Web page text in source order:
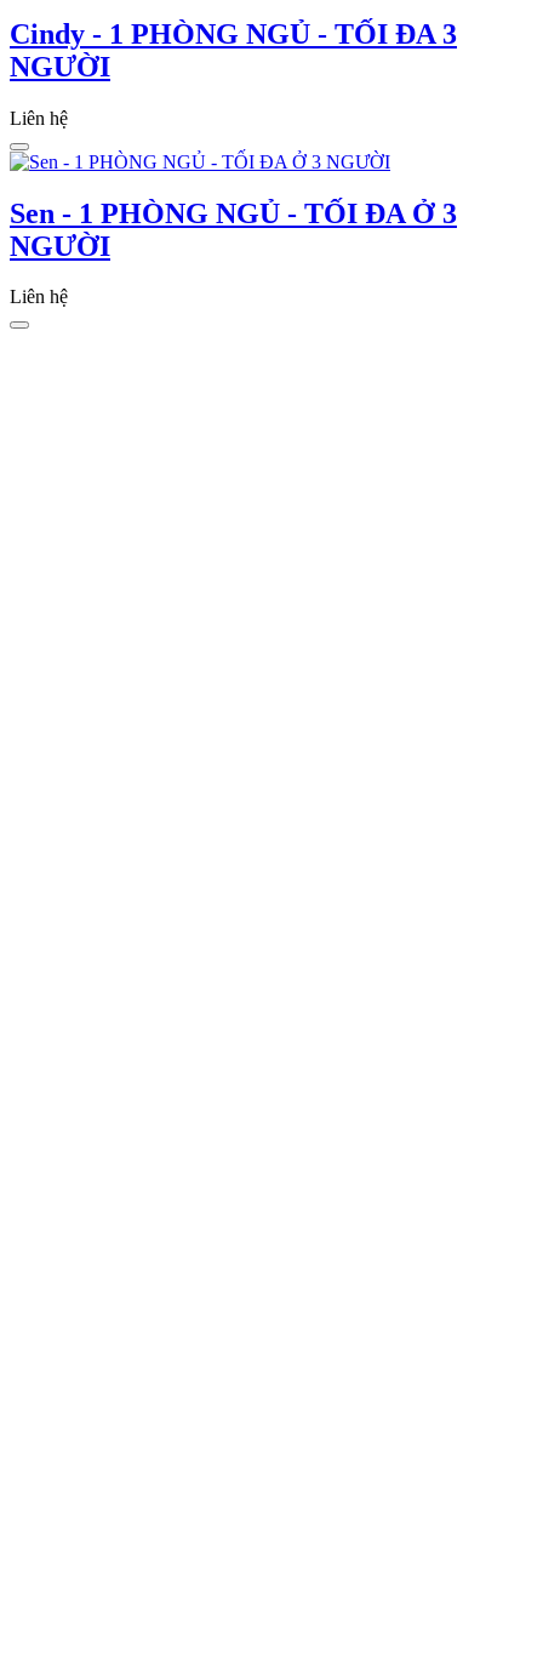
Cindy - 1 PHÒNG NGỦ - TỐI ĐA 3
NGƯỜI
Liên hệ
Sen - 1 PHÒNG NGỦ - TỐI ĐA Ở 3
NGƯỜI
Liên hệ